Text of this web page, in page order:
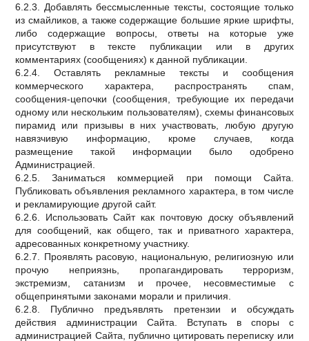
6.2.3. Добавлять бессмысленные тексты, состоящие только
из смайликов, а также содержащие большие яркие шрифты,
либо содержащие вопросы, ответы на которые уже
присутствуют в тексте публикации или в других
комментариях (сообщениях) к данной публикации.
6.2.4. Оставлять рекламные тексты и сообщения
коммерческого характера, распространять спам,
сообщения-цепочки (сообщения, требующие их передачи
одному или нескольким пользователям), схемы финансовых
пирамид или призывы в них участвовать, любую другую
навязчивую информацию, кроме случаев, когда
размещение такой информации было одобрено
Администрацией.
6.2.5. Заниматься коммерцией при помощи Сайта.
Публиковать объявления рекламного характера, в том числе
и рекламирующие другой сайт.
6.2.6. Использовать Сайт как почтовую доску объявлений
для сообщений, как общего, так и приватного характера,
адресованных конкретному участнику.
6.2.7. Проявлять расовую, национальную, религиозную или
прочую неприязнь, пропагандировать терроризм,
экстремизм, сатанизм и прочее, несовместимые с
общепринятыми законами морали и приличия.
6.2.8. Публично предъявлять претензии и обсуждать
действия администрации Сайта. Вступать в споры с
администрацией Сайта, публично цитировать переписку или